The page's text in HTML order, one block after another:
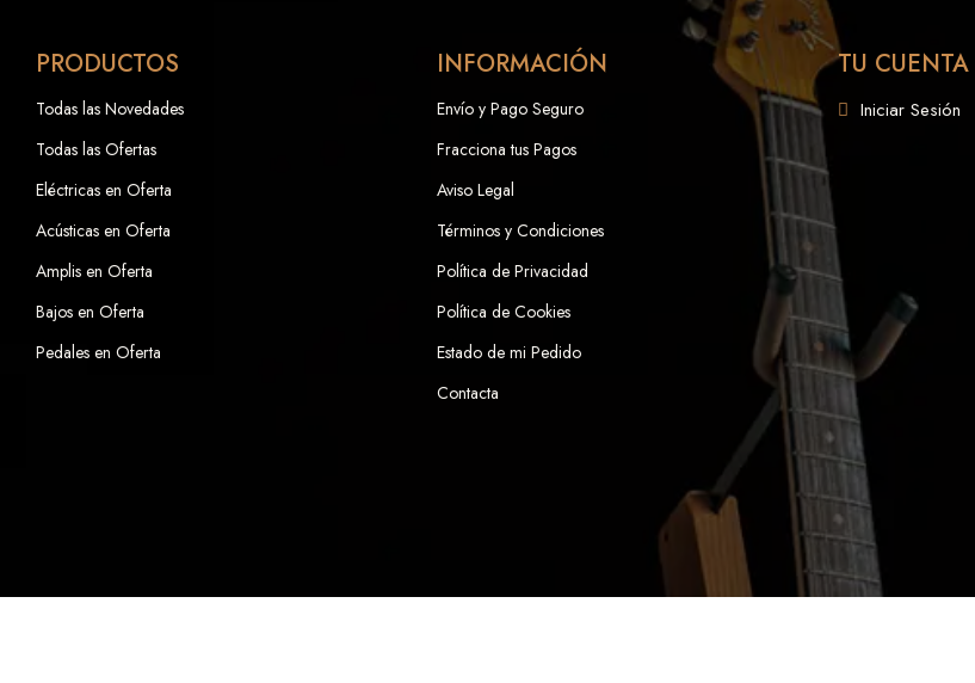
PRODUCTOS
Todas las Novedades
Todas las Ofertas
Eléctricas en Oferta
Acústicas en Oferta
Amplis en Oferta
Bajos en Oferta
Pedales en Oferta
INFORMACIÓN
Envío y Pago Seguro
Fracciona tus Pagos
Aviso Legal
Términos y Condiciones
Política de Privacidad
Política de Cookies
Estado de mi Pedido
Contacta
TU CUENTA
Iniciar Sesión